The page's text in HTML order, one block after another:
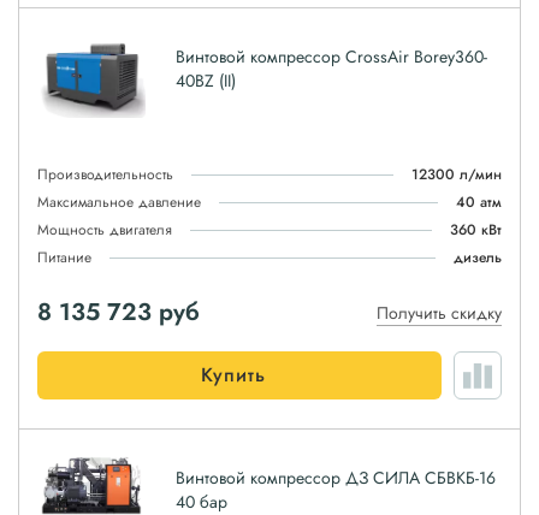
Винтовой компрессор CrossAir Borey360-
40BZ (II)
Производительность
12300 л/мин
Максимальное давление
40 атм
Мощность двигателя
360 кВт
Питание
дизель
8 135 723 руб Получить скидку
Купить
Винтовой компрессор ДЗ СИЛА СБВКБ-16
40 бар